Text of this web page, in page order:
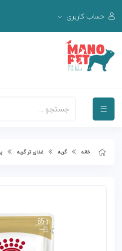
حساب کاربری
هیچ
خانه گربه غذای تر گربه